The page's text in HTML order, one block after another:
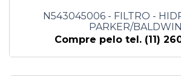
N543045006 - FILTRO -
PARKER/BALDWIN
Compre pelo tel. (11)